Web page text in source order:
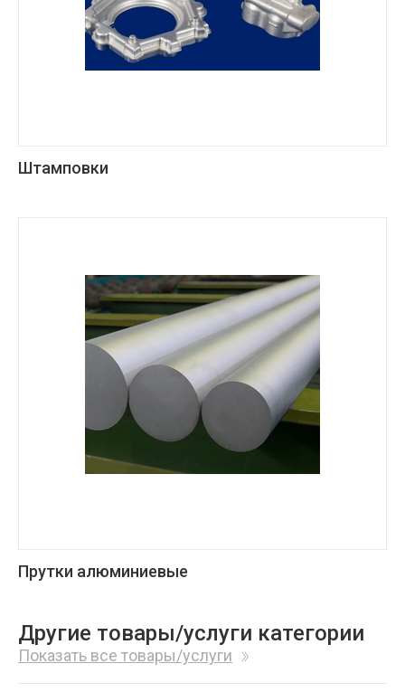
Штамповки
Прутки алюминиевые
Другие товары/услуги категории
Показать все товары/услуги